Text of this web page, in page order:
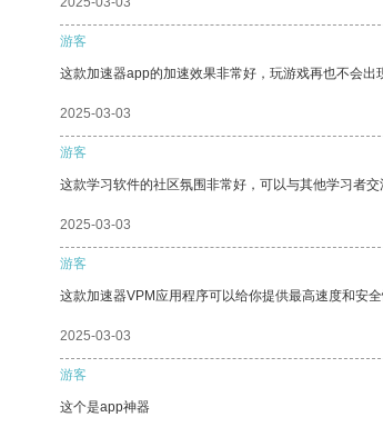
游客
这款加速器app的加速效果非常好，玩游戏再也不会
2025-03-03
游客
这款学习软件的社区氛围非常好，可以与其他学习者交
2025-03-03
游客
这款加速器VPM应用程序可以给你提供最高速度和安
2025-03-03
游客
这个是app神器